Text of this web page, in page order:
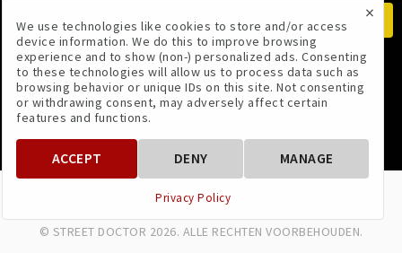
VOLG ONS
VOORWAARDEN PRIVACYBELEID
© STREET DOCTOR 2026. ALLE RECHTEN VOORBEHOUDEN.
×
We use technologies like cookies to store and/or access
device information. We do this to improve browsing
experience and to show (non-) personalized ads. Consenting
to these technologies will allow us to process data such as
browsing behavior or unique IDs on this site. Not consenting
or withdrawing consent, may adversely affect certain
features and functions.
ACCEPT DENY MANAGE
Privacy Policy